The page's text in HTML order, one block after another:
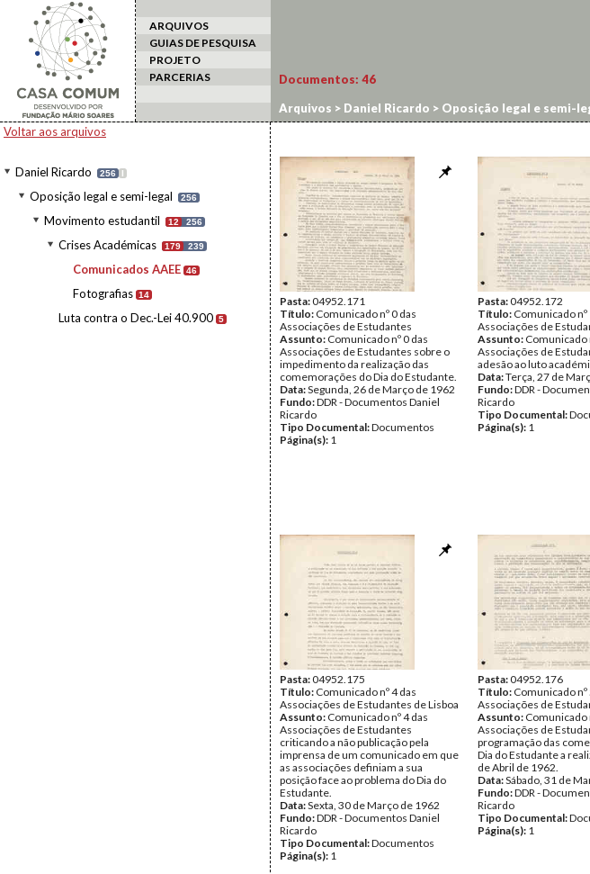
ARQUIVOS
GUIAS DE PESQUISA
PROJETO
PARCERIAS
Voltar aos arquivos
Daniel Ricardo 256 I
Oposição legal e semi-legal 256
Movimento estudantil 12 256
Crises Académicas 179 239
Comunicados AAEE 46
Fotografias 14
Luta contra o Dec.-Lei 40.900 5
Documentos: 46
Arquivos > Daniel Ricardo > Oposição legal e semi-
Pasta:04952.171
Título: Comunicado nº 0 das
Associações de Estudantes
Assunto: Comunicado nº 0 das
Associações de Estudantes sobre o
impedimento da realização das
comemorações do Dia do Estudante.
Data:Segunda, 26 de Março de 1962
Fundo:DDR - Documentos Daniel
Ricardo
Tipo Documental:Documentos
Página(s): 1
Pasta:04952.172
Título: Comunicado nº
Associações de
Assunto: Comunicado
Associações de
adesão ao luto
Data:Terça, 27 de
Fundo:DDR -
Ricardo
Tipo Documental:
Página(s): 1
Pasta:04952.175
Título: Comunicado nº 4 das
Associações de Estudantes de Lisboa
Assunto: Comunicado nº 4 das
Associações de Estudantes
criticando a não publicação pela
imprensa de um comunicado em que
as associações definiam a sua
posição face ao problema do Dia do
Estudante.
Data:Sexta, 30 de Março de 1962
Fundo:DDR - Documentos Daniel
Ricardo
Tipo Documental:Documentos
Página(s): 1
Pasta:04952.176
Título: Comunicado nº
Associações de
Assunto: Comunicado
Associações de
programação das
Dia do Estudante a
de Abril de 1962.
Data:Sábado, 31 de
Fundo:DDR -
Ricardo
Tipo Documental:
Página(s): 1